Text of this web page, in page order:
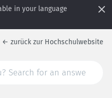
in your language
← zurück zur Hochschulwebsite